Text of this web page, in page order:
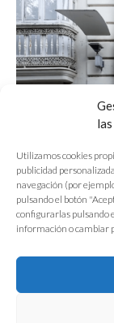
Utilizamos cookies
publicidad
navegación (por
pulsando el botón
configurarlas pulsando
información o cambiar